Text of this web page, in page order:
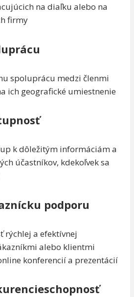
na diaľku alebo na
firmy
spoluprácu medzi členmi
ich geografické umiestnenie
k dôležitým informáciám a
účastníkov, kdekoľvek sa
podporu
rýchlej a efektívnej
alebo klientmi
konferencií a prezentácií